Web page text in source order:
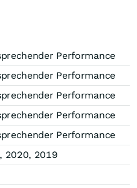
Performance
Performance
Performance
Performance
Performance
2020, 2019